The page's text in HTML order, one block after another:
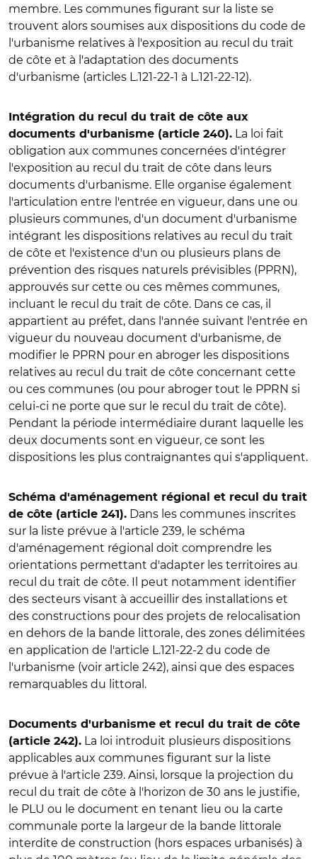
membre. Les communes figurant sur la liste se
trouvent alors soumises aux dispositions du code de
l'urbanisme relatives à l'exposition au recul du trait
de côte et à l'adaptation des documents
d'urbanisme (articles L.121-22-1 à L.121-22-12).
Intégration du recul du trait de côte aux
documents d'urbanisme (article 240). La loi fait
obligation aux communes concernées d'intégrer
l'exposition au recul du trait de côte dans leurs
documents d'urbanisme. Elle organise également
l'articulation entre l'entrée en vigueur, dans une ou
plusieurs communes, d'un document d'urbanisme
intégrant les dispositions relatives au recul du trait
de côte et l'existence d'un ou plusieurs plans de
prévention des risques naturels prévisibles (PPRN),
approuvés sur cette ou ces mêmes communes,
incluant le recul du trait de côte. Dans ce cas, il
appartient au préfet, dans l'année suivant l'entrée en
vigueur du nouveau document d'urbanisme, de
modifier le PPRN pour en abroger les dispositions
relatives au recul du trait de côte concernant cette
ou ces communes (ou pour abroger tout le PPRN si
celui-ci ne porte que sur le recul du trait de côte).
Pendant la période intermédiaire durant laquelle les
deux documents sont en vigueur, ce sont les
dispositions les plus contraignantes qui s'appliquent.
Schéma d'aménagement régional et recul du trait
de côte (article 241). Dans les communes inscrites
sur la liste prévue à l'article 239, le schéma
d'aménagement régional doit comprendre les
orientations permettant d'adapter les territoires au
recul du trait de côte. Il peut notamment identifier
des secteurs visant à accueillir des installations et
des constructions pour des projets de relocalisation
en dehors de la bande littorale, des zones délimitées
en application de l'article L.121-22-2 du code de
l'urbanisme (voir article 242), ainsi que des espaces
remarquables du littoral.
Documents d'urbanisme et recul du trait de côte
(article 242). La loi introduit plusieurs dispositions
applicables aux communes figurant sur la liste
prévue à l'article 239. Ainsi, lorsque la projection du
recul du trait de côte à l'horizon de 30 ans le justifie,
le PLU ou le document en tenant lieu ou la carte
communale porte la largeur de la bande littorale
interdite de construction (hors espaces urbanisés) à